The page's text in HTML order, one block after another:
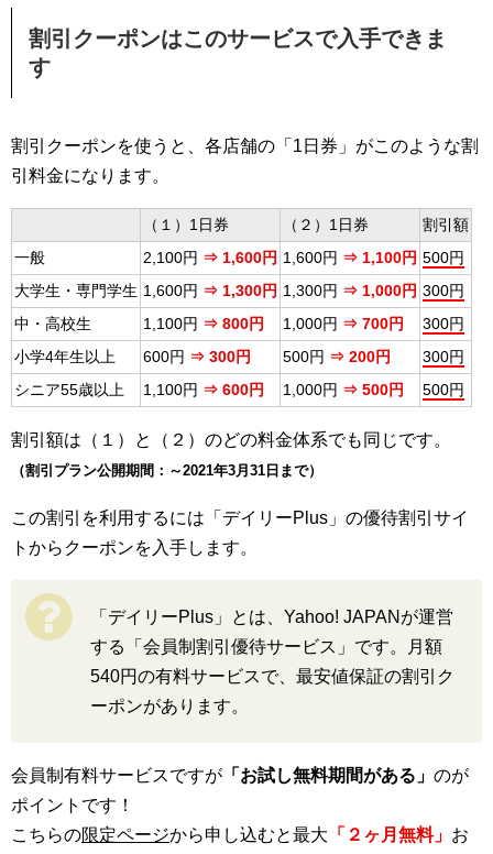
割引クーポンはこのサービスで入手できま
す
割引クーポンを使うと、各店舗の「1日券」がこのような割
引料金になります。
（１）1日券 （２）1日券
割引額
一般
2,100円 ⇒ 1,600円 1,600円 ⇒ 1,100円 500円
大学生・専門学生 1,600円 ⇒ 1,300円 1,300円 ⇒ 1,000円 300円
中・高校生
1,100円 ⇒ 800円 1,000円 ⇒ 700円
300円
小学4年生以上
600円 ⇒ 300円 500円 ⇒ 200円
300円
シニア55歳以上
1,100円 ⇒ 600円 1,000円 ⇒ 500円 500円
割引額は（１）と（２）のどの料金体系でも同じです。
（割引プラン公開期間：～2021年3月31日まで）
この割引を利用するには「デイリーPlus」の優待割引サイ
トからクーポンを入手します。
「デイリーPlus」とは、Yahoo! JAPANが運営
する「会員制割引優待サービス」です。月額
540円の有料サービスで、最安値保証の割引ク
ーポンがあります。
会員制有料サービスですが 「お試し無料期間がある」 のが
ポイントです！
こちらの限定ページから申し込むと最大 「２ヶ月無料」 お